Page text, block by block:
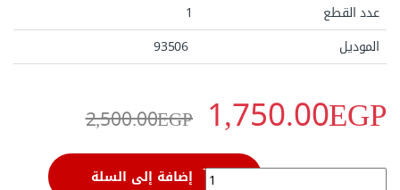
عدد القطع
1
الموديل
1,750.00EGP
2,500.00EGP
مقص حديد تسليح مقاس 30 بوصة من ساتا موديل 93506 لقص وقطع المعادن وحديد التسليح بسهولة quantity إضافة إلى السلة